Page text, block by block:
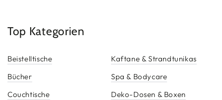
Top Kategorien
Beistelltische
Bücher
Couchtische
Kaftane & Strandtunikas
Spa & Bodycare
Deko-Dosen & Boxen